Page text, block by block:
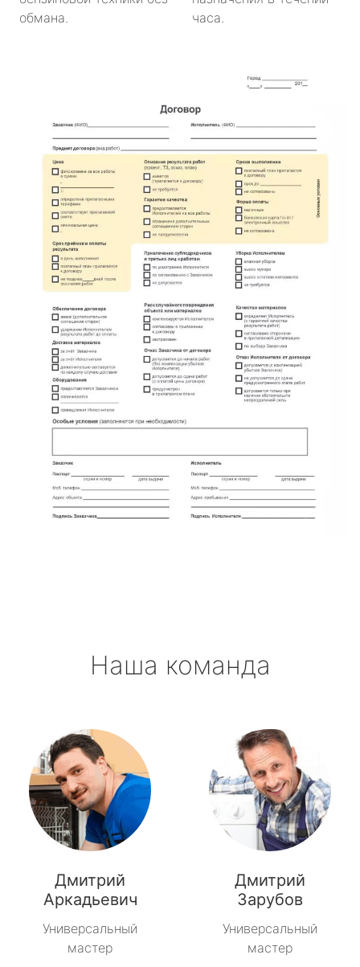
обмана.
часа.
Наша команда
Дмитрий
Аркадьевич
Универсальный
мастер
Дмитрий
Зарубов
Универсальный
мастер